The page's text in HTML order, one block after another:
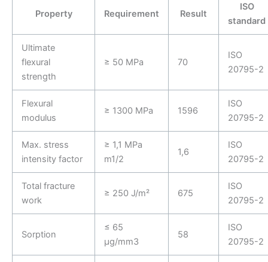
Property Requirement Result
ISO
standard
Ultimate
flexural
strength
≥ 50 MPa 70
ISO
20795-2
Flexural
modulus
≥ 1300 MPa 1596
ISO
20795-2
Max. stress
intensity factor
≥ 1,1 MPa
m1/2
1,6
ISO
20795-2
Total fracture
work
≥ 250 J/m² 675
ISO
20795-2
Sorption
≤ 65
µg/mm3
58
ISO
20795-2